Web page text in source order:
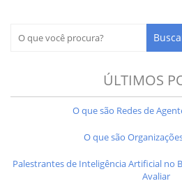
ÚLTIMOS
O que são Redes de
O que são
Palestrantes de Inteligência Artificial no
Avaliar